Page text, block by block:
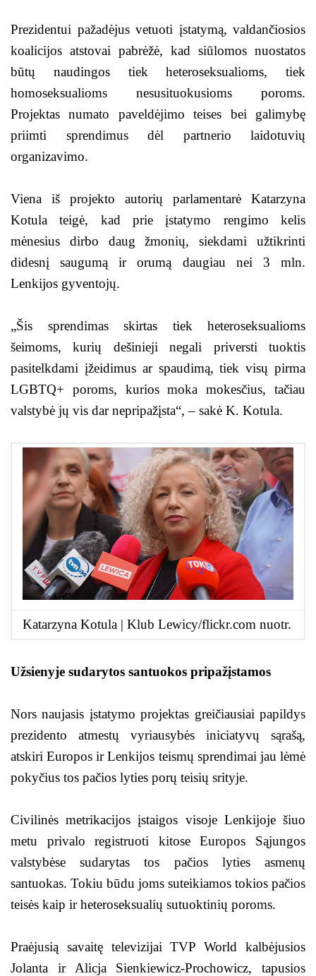
Prezidentui pažadėjus vetuoti įstatymą, valdančiosios
koalicijos atstovai pabrėžė, kad siūlomos nuostatos
būtų naudingos tiek heteroseksualioms, tiek
homoseksualioms nesusituokusioms poroms.
Projektas numato paveldėjimo teises bei galimybę
priimti sprendimus dėl partnerio laidotuvių
organizavimo.
Viena iš projekto autorių parlamentarė Katarzyna
Kotula teigė, kad prie įstatymo rengimo kelis
mėnesius dirbo daug žmonių, siekdami užtikrinti
didesnį saugumą ir orumą daugiau nei 3 mln.
Lenkijos gyventojų.
„Šis sprendimas skirtas tiek heteroseksualioms
šeimoms, kurių dešinieji negali priversti tuoktis
pasitelkdami įžeidimus ar spaudimą, tiek visų pirma
LGBTQ+ poroms, kurios moka mokesčius, tačiau
valstybė jų vis dar nepripažįsta“, – sakė K. Kotula.
Katarzyna Kotula | Klub Lewicy/flickr.com nuotr.
Užsienyje sudarytos santuokos pripažįstamos
Nors naujasis įstatymo projektas greičiausiai papildys
prezidento atmestų vyriausybės iniciatyvų sąrašą,
atskiri Europos ir Lenkijos teismų sprendimai jau lėmė
pokyčius tos pačios lyties porų teisių srityje.
Civilinės metrikacijos įstaigos visoje Lenkijoje šiuo
metu privalo registruoti kitose Europos Sąjungos
valstybėse sudarytas tos pačios lyties asmenų
santuokas. Tokiu būdu joms suteikiamos tokios pačios
teisės kaip ir heteroseksualių sutuoktinių poroms.
Praėjusią savaitę televizijai TVP World kalbėjusios
Jolanta ir Alicja Sienkiewicz-Prochowicz, tapusios